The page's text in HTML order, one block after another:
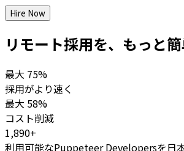
Hire Now
リモート採用を、もっと
最大 75%
採用がより速く
最大 58%
コスト削減
1,890+
利用可能なPuppeteer Developersを日